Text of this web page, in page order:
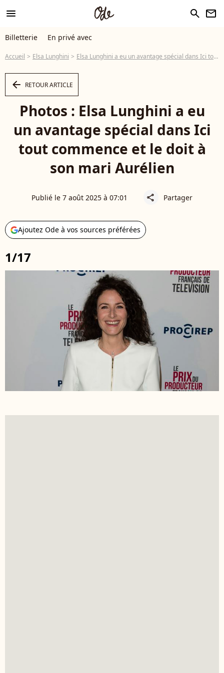
menu search newsletter
Billetterie En privé avec
Accueil Elsa Lunghini Elsa Lunghini a eu un avantage spécial dans Ici tout commence et le doit à son mari Aurélien
arrow_left RETOUR ARTICLE
Photos : Elsa Lunghini a eu
un avantage spécial dans Ici
tout commence et le doit à
son mari Aurélien
Publié le 7 août 2025 à 07:01 share Partager
Ajoutez Ode à vos sources préférées
1/17